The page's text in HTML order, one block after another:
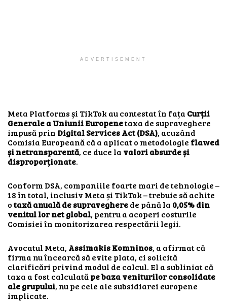
ADVERTISEMENT
Meta Platforms și TikTok au contestat în fața Curții
Generale a Uniunii Europenetaxa de supraveghere
impusă prin Digital Services Act (DSA), acuzând
Comisia Europeană că a aplicat o metodologie flawed
și netransparentă, ce duce la valori absurde și
disproporționate.
Conform DSA, companiile foarte mari de tehnologie –
18 în total, inclusiv Meta și TikTok – trebuie să achite
otaxă anuală de supravegherede până la 0,05% din
venitul lor net global, pentru a acoperi costurile
Comisiei în monitorizarea respectării legii.
Avocatul Meta, Assimakis Komninos, a afirmat că
firma nu încearcă să evite plata, ci solicită
clarificări privind modul de calcul. El a subliniat că
taxa a fost calculatăpe baza veniturilor consolidate
ale grupului, nu pe cele ale subsidiarei europene
implicate.